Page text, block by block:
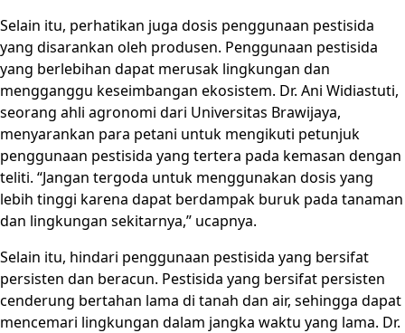
Selain itu, perhatikan juga dosis penggunaan pestisida
yang disarankan oleh produsen. Penggunaan pestisida
yang berlebihan dapat merusak lingkungan dan
mengganggu keseimbangan ekosistem. Dr. Ani Widiastuti,
seorang ahli agronomi dari Universitas Brawijaya,
menyarankan para petani untuk mengikuti petunjuk
penggunaan pestisida yang tertera pada kemasan dengan
teliti. “Jangan tergoda untuk menggunakan dosis yang
lebih tinggi karena dapat berdampak buruk pada tanaman
dan lingkungan sekitarnya,” ucapnya.
Selain itu, hindari penggunaan pestisida yang bersifat
persisten dan beracun. Pestisida yang bersifat persisten
cenderung bertahan lama di tanah dan air, sehingga dapat
mencemari lingkungan dalam jangka waktu yang lama. Dr.